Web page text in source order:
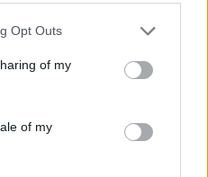
uses one or more Google
behaviour. You may click to
and its third-party tags to
purposes in below Google
Opt Outs
of my
of my
ultime news
News